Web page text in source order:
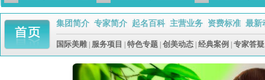
集团简介| 专家简介| 起名百科| 主营业务| 资费标准| 最新
国际美雕| 服务项目 特色专题| 创美动态| 经典案例 专家答疑